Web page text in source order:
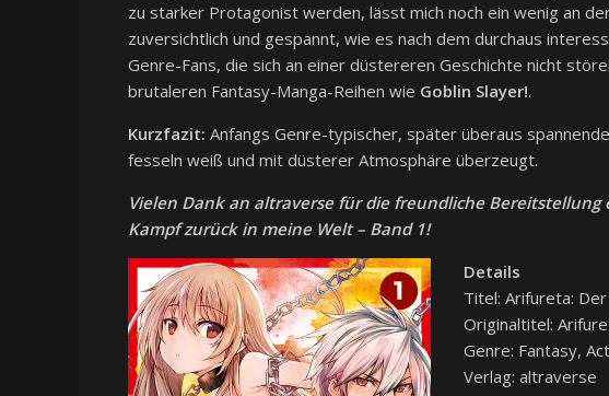
zu starker Protagonist werden, lässt mich noch ein wenig an
zuversichtlich und gespannt, wie es nach dem durchaus
Genre-Fans, die sich an einer düstereren Geschichte nicht
brutaleren Fantasy-Manga-Reihen wie Goblin Slayer!.
Kurzfazit: Anfangs Genre-typischer, später überaus
fesseln weiß und mit düsterer Atmosphäre überzeugt.
Vielen Dank an altraverse für die freundliche Bereitstellung
Kampf zurück in meine Welt – Band 1!
Details
Titel: Arifureta:
Originaltitel:
Genre: Fantasy,
Verlag: altraverse